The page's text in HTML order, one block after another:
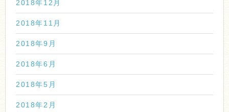
2018年12月
2018年11月
2018年9月
2018年6月
2018年5月
2018年2月